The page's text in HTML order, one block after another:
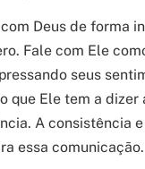
Deus de forma
Fale com Ele
seus
que Ele tem a
A consistência
essa comunicação.